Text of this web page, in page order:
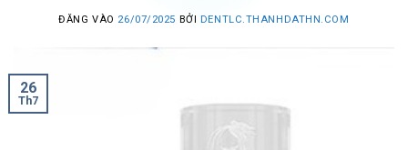
ĐĂNG VÀO 26/07/2025 BỞI DENTLC.THANHDATHN.COM
26
Th7